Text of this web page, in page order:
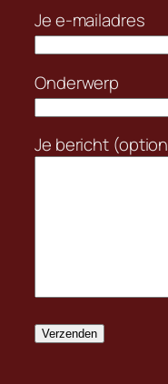
Je e-mailadres
Onderwerp
Je bericht